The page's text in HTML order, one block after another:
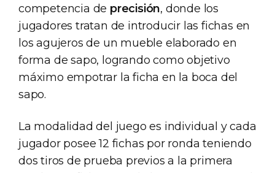
competencia de precisión, donde los
jugadores tratan de introducir las fichas en
los agujeros de un mueble elaborado en
forma de sapo, logrando como objetivo
máximo empotrar la ficha en la boca del
sapo.
La modalidad del juego es individual y cada
jugador posee 12 fichas por ronda teniendo
dos tiros de prueba previos a la primera